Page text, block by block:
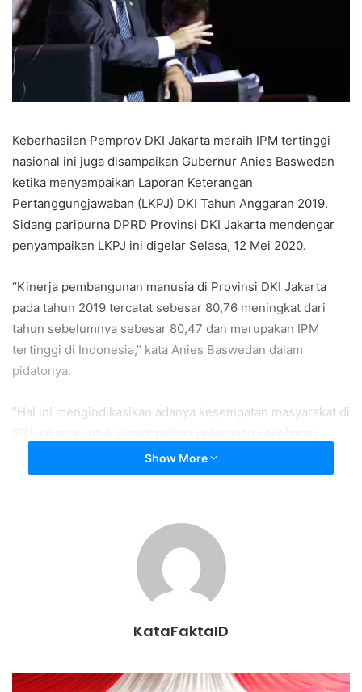
Keberhasilan Pemprov DKI Jakarta meraih IPM tertinggi
nasional ini juga disampaikan Gubernur Anies Baswedan
ketika menyampaikan Laporan Keterangan
Pertanggungjawaban (LKPJ) DKI Tahun Anggaran 2019.
Sidang paripurna DPRD Provinsi DKI Jakarta mendengar
penyampaikan LKPJ ini digelar Selasa, 12 Mei 2020.
“Kinerja pembangunan manusia di Provinsi DKI Jakarta
pada tahun 2019 tercatat sebesar 80,76 meningkat dari
tahun sebelumnya sebesar 80,47 dan merupakan IPM
tertinggi di Indonesia,” kata Anies Baswedan dalam
pidatonya.
“Hal ini mengindikasikan adanya kesempatan masyarakat di
pendidikan, dan peningkatan pendapatan yang lebih baik,’’
tambah Anies.
mengakses hasil pembangunan dalam memperoleh
pendapatan, kesehatan, pendidikan, dan sebagainya.
IPM selengkapnya bisa dilihat di website BPS dengan
https://www.bps.go.id/dynamictable/2020/02/18/1772/inde
baru-2010-2019.html. ***
Show More
KataFaktaID